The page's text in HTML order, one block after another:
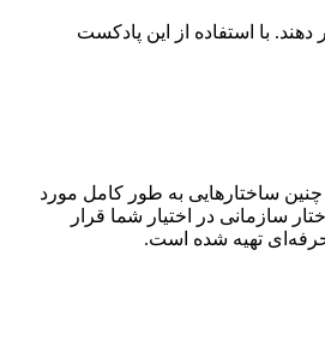
با استفاده از این پادکست
ساختارهایی به طور کامل مورد
سازمانی در اختیار شما قرار
حرفه‌ای تهیه شده است.